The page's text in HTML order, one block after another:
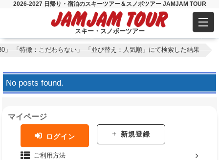
2026-2027 日帰り・宿泊のスキーツアー＆スノボツアー JAMJAM TOUR
スキー・スノボーツアー
「特徴：こだわらない」 「並び替え：人気順」にて検索した結果
No posts found.
マイページ
ログイン 新規登録
ご利用方法